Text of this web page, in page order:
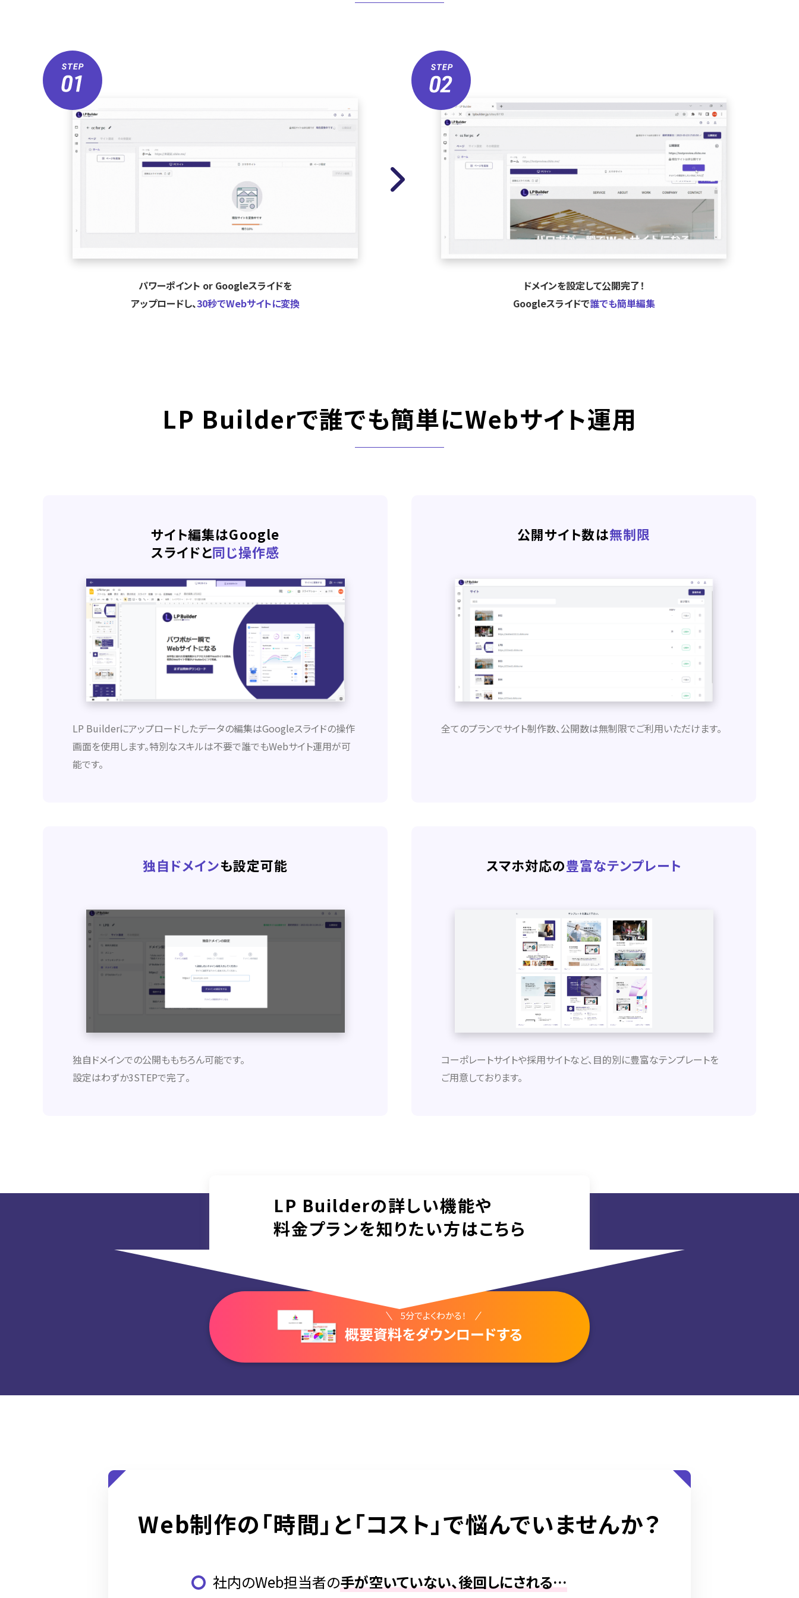
パワーポイント or Googleスライドを
アップロードし、30秒でWebサイトに変換
ドメインを設定して公開完了！
Googleスライドで誰でも簡単編集
LP Builderで誰でも簡単にWebサイト運用
サイト編集はGoogle
スライドと同じ操作感
LP Builderにアップロードしたデータの編集はGoogleスライドの操作
画面を使用します。特別なスキルは不要で誰でもWebサイト運用が可
能です。
公開サイト数は無制限
全てのプランでサイト制作数、公開数は無制限でご利用いただけます。
独自ドメインも設定可能
独自ドメインでの公開ももちろん可能です。
設定はわずか3STEPで完了。
スマホ対応の豊富なテンプレート
コーポレートサイトや採用サイトなど、目的別に豊富なテンプレートを
ご用意しております。
LP Builderの詳しい機能や
料金プランを知りたい方はこちら
5分でよくわかる！
概要資料をダウンロードする
Web制作の「時間」と「コスト」で悩んでいませんか？
社内のWeb担当者の手が空いていない、後回しにされる…